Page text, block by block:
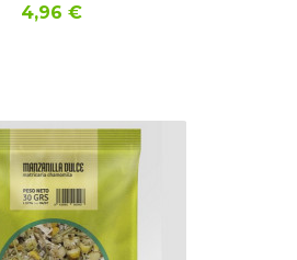
Precio
4,96 €